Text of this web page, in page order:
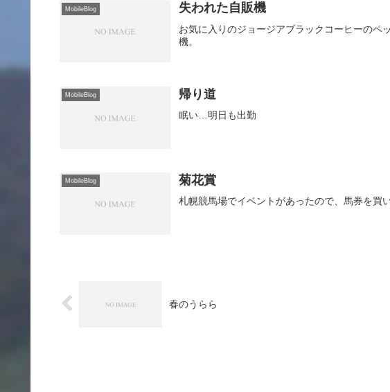
MobileBlog 失われた自販機
お気に入りのジョージアブラックコーヒーのペ
機。
MobileBlog 帰り道
眠い…明日も出勤
MobileBlog 菊花賞
札幌競馬場でイベントがあったので、馬券を買
春のうらら